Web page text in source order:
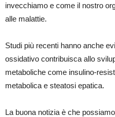
invecchiamo e come il nostro
alle malattie.
Studi più recenti hanno anche
ossidativo contribuisca allo
metaboliche come insulino-
metabolica e steatosi epatica.
La buona notizia è che